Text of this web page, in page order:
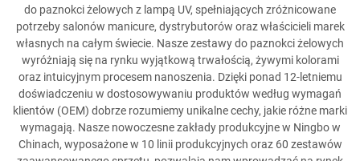
do paznokci żelowych z lampą UV, spełniających zróżnicowane
potrzeby salonów manicure, dystrybutorów oraz właścicieli marek
własnych na całym świecie. Nasze zestawy do paznokci żelowych
wyróżniają się na rynku wyjątkową trwałością, żywymi kolorami
oraz intuicyjnym procesem nanoszenia. Dzięki ponad 12-letniemu
doświadczeniu w dostosowywaniu produktów według wymagań
klientów (OEM) dobrze rozumiemy unikalne cechy, jakie różne marki
wymagają. Nasze nowoczesne zakłady produkcyjne w Ningbo w
Chinach, wyposażone w 10 linii produkcyjnych oraz 60 zestawów